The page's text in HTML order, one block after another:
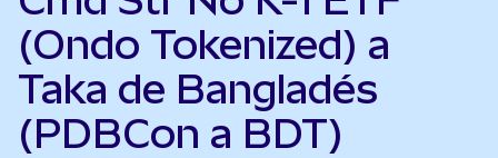
(Ondo Tokenized) a
Taka de Bangladés
(PDBCon a BDT)